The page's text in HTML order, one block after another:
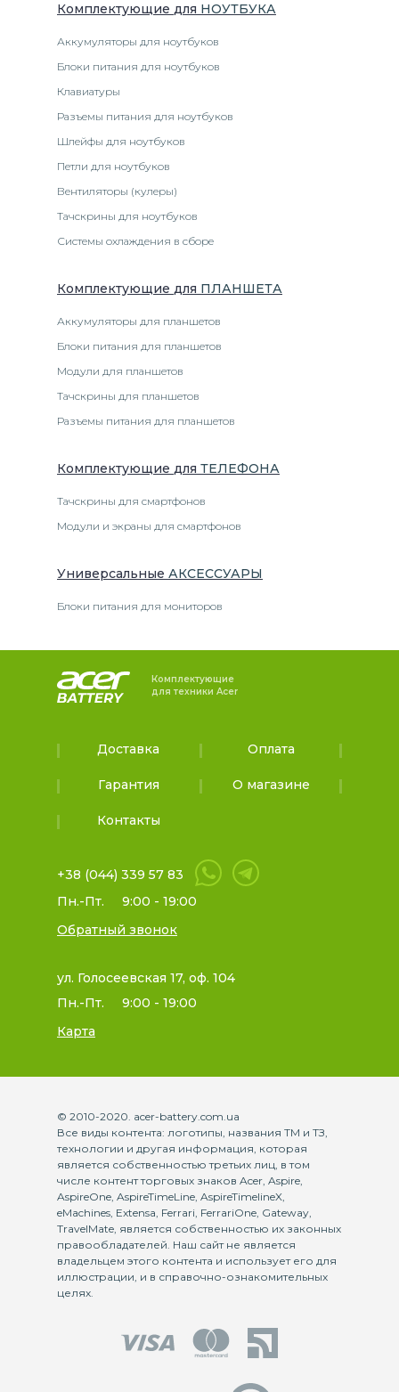
Комплектующие для НОУТБУКА
Аккумуляторы для ноутбуков
Блоки питания для ноутбуков
Клавиатуры
Разъемы питания для ноутбуков
Шлейфы для ноутбуков
Петли для ноутбуков
Вентиляторы (кулеры)
Тачскрины для ноутбуков
Системы охлаждения в сборе
Комплектующие для ПЛАНШЕТА
Аккумуляторы для планшетов
Блоки питания для планшетов
Модули для планшетов
Тачскрины для планшетов
Разъемы питания для планшетов
Комплектующие для ТЕЛЕФОНА
Тачскрины для смартфонов
Модули и экраны для смартфонов
Универсальные АКСЕССУАРЫ
Блоки питания для мониторов
Комплектующие
для техники Acer
Доставка Оплата
Гарантия О магазине
Контакты
+38 (044) 339 57 83
Пн.-Пт.
9:00 - 19:00
Обратный звонок
ул. Голосеевская 17, оф. 104
Пн.-Пт.
9:00 - 19:00
Карта
© 2010-2020. acer-battery.com.ua
Все виды контента: логотипы, названия ТМ и ТЗ,
технологии и другая информация, которая
является собственностью третьих лиц, в том
числе контент торговых знаков Acer, Aspire,
AspireOne, AspireTimeLine, AspireTimelineX,
eMachines, Extensa, Ferrari, FerrariOne, Gateway,
TravelMate, является собственностью их законных
правообладателей. Наш сайт не является
владельцем этого контента и использует его для
иллюстрации, и в справочно-ознакомительных
целях.